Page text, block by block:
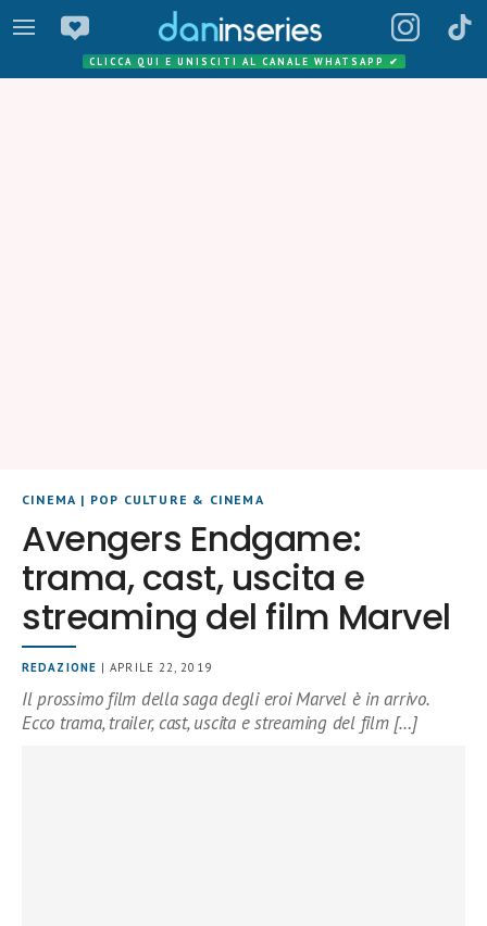
CLICCA QUI E UNISCITI AL CANALE WHATSAPP ✔
CINEMA | POP CULTURE & CINEMA
Avengers Endgame:
trama, cast, uscita e
streaming del film Marvel
REDAZIONE | APRILE 22, 2019
Il prossimo film della saga degli eroi Marvel è in arrivo.
Ecco trama, trailer, cast, uscita e streaming del film […]